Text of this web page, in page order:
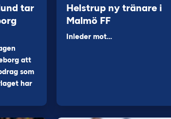
tar
att
som
har
Helstrup ny tränare i
Malmö FF
Inleder mot…